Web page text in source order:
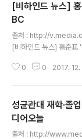
[비하인드 뉴스]
BC
출처 : http://
[비하인드 뉴스] 홍준표
쉬기로 했고요. 잘 준비
거 홍 대표와 아베. [기
당 강병원 의원이 소셜
표..
0 0 2017.
성균관대 재학·졸
디어오늘
출처 : http://